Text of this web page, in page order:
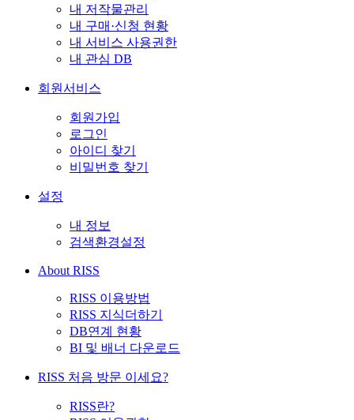
내 저작물관리
내 구매·신청 현황
내 서비스 사용권한
내 관심 DB
회원서비스
회원가입
로그인
아이디 찾기
비밀번호 찾기
설정
내 정보
검색환경설정
About RISS
RISS 이용방법
RISS 지식더하기
DB연계 현황
BI 및 배너 다운로드
RISS 처음 방문 이세요?
RISS란?